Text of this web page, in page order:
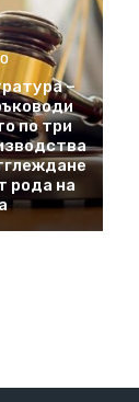
–
по три
рода на